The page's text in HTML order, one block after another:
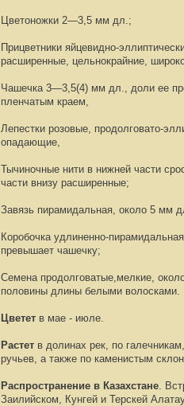
Цветоножки 2—3,5 мм дл.;
Прицветники яйцевидно-
расширенные, цельнокрайние,
Чашечка 3—3,5(4) мм дл., доли ее
пленчатым краем,
Лепестки розовые, продолговато-
опадающие,
Тычиночные нити в нижней части
части внизу расширенные;
Завязь пирамидальная, около 5 мм
Коробочка удлиненно-
превышает чашечку;
Семена продолговатые,мелкие,
половины длины белыми волосками.
Цветет в мае - июле.
Растет в долинах рек, по
ручьев, а также по каменистым
Распространение в Казахстане.
Заилийском, Кунгей и Терскей